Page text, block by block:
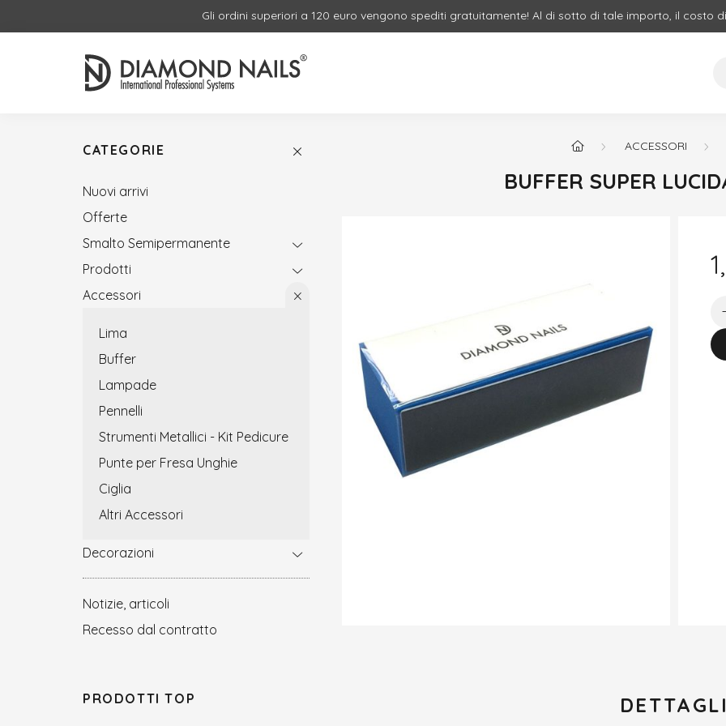
Gli ordini superiori a 120 euro vengono spediti gratuitamente! Al di sotto di tale importo, il costo
CATEGORIE
Nuovi arrivi
Offerte
Smalto Semipermanente
Prodotti
Accessori
Lima
Buffer
Lampade
Pennelli
Strumenti Metallici - Kit Pedicure
Punte per Fresa Unghie
Ciglia
Altri Accessori
Decorazioni
Notizie, articoli
Recesso dal contratto
PRODOTTI TOP
ACCESSORI
BUFFER SUPER